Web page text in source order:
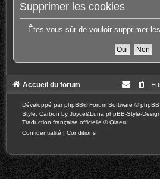
Supprimer les cookies
Êtes-vous sûr de vouloir supprimer
Accueil du forum
Développé parphpBB® Forum Software © phpBB
Style: Carbon by Joyce&Luna phpBB-Style-Design
Traduction française officielle ©Qiaeru
Confidentialité | Conditions